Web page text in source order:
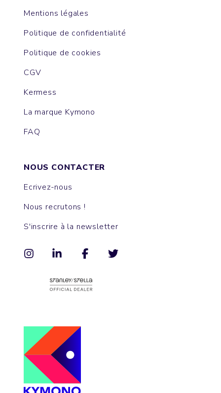
Mentions légales
Politique de confidentialité
Politique de cookies
CGV
Kermess
La marque Kymono
FAQ
NOUS CONTACTER
Ecrivez-nous
Nous recrutons !
S'inscrire à la newsletter